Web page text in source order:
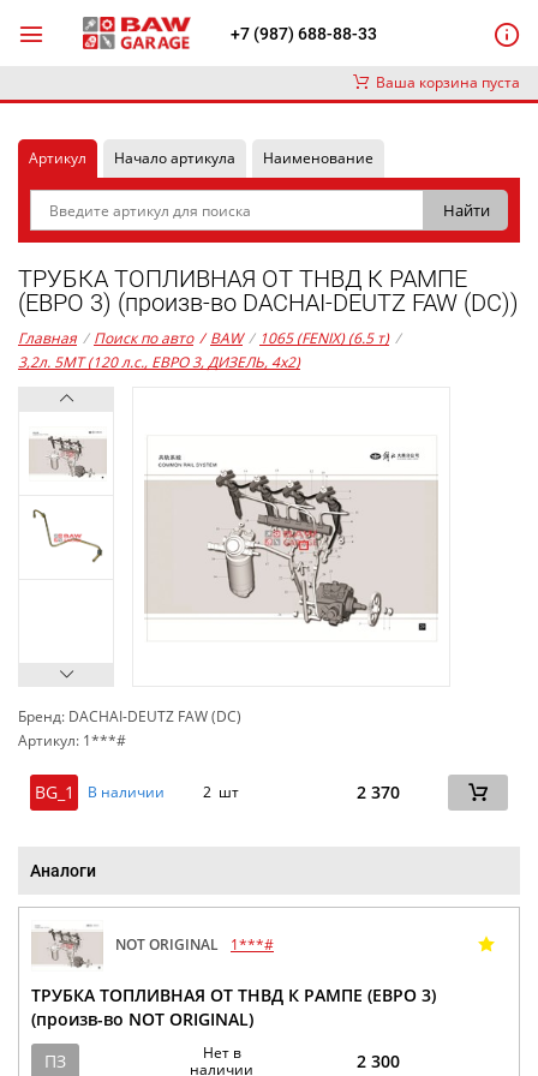
+7 (987) 688-88-33
Ваша корзина пуста
Артикул Начало артикула Наименование
ТРУБКА ТОПЛИВНАЯ ОТ ТНВД К РАМПЕ
(ЕВРО 3) (произв-во DACHAI-DEUTZ FAW (DC))
Главная / Поиск по авто / BAW / 1065 (FENIX) (6.5 т) /
3,2л. 5MT (120 л.с., ЕВРО 3, ДИЗЕЛЬ, 4x2)
Бренд: DACHAI-DEUTZ FAW (DC)
Артикул: 1***#
BG_1 В наличии 2 шт 2 370
Аналоги
NOT ORIGINAL 1***#
ТРУБКА ТОПЛИВНАЯ ОТ ТНВД К РАМПЕ (ЕВРО 3)
(произв-во NOT ORIGINAL)
ПЗ
Нет в
наличии
2 300